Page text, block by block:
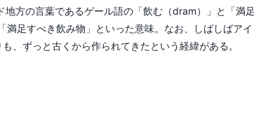
方の言葉であるゲール語の「飲む（dram）」と「満
足すべき飲み物」といった意味。なお、しばしばアイ
、ずっと古くから作られてきたという経緯がある。